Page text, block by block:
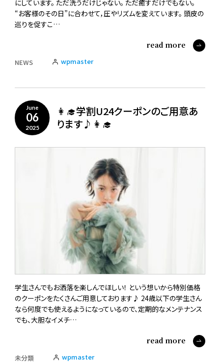
にしています。 ただ洗うだけじゃない。 ただ癒すだけでもない。
“お客様のその日”に合わせて，圧やリズムを変えています。 頭皮の
巡りを促すこ…
read more
NEWS wpmaster
June
06
2025
👩‍🎓学割U24クーポンのご用意あ
ります♪👩‍🎓
学生さんでもお洒落を楽しんでほしい！ という想いから特別価格
のクーポンをたくさんご用意しております♪ 24歳以下の学生さん
なら何度でも使えるようになっているので、定期的なメンテナンス
でも、大胆なイメチ…
read more
未分類 wpmaster